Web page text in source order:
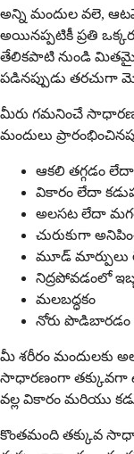
అన్ని మందుల వలె,
అయినప్పటికీ ప్రతి
తేలికపాటి నుండి
పడినప్పుడు తరచుగా
మీరు గమనించే సాధారణ
మందులు
ఆకలి తగ్గడం లేదా
వికారం లేదా
అలసట లేదా
చురుకుగా
మూడ్ మార్పులు
నిద్రపోవడంలో
మలబద్ధకం
నోరు పొడిబారడం
మీ శరీరం మందులకు
సాధారణంగా
వల్ల వికారం మరియు
కొంతమంది తక్కువ